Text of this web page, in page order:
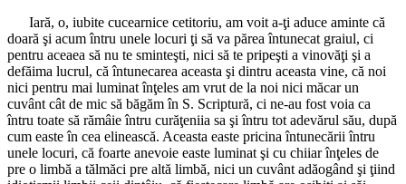
Iară, o, iubite cucearnice cetitoriu, am voit a-ţi aduce aminte că
doară şi acum întru unele locuri ţi să va părea întunecat graiul, ci
pentru aceaea să nu te sminteşti, nici să te pripeşti a vinovăţi şi a
defăima lucrul, că întunecarea aceasta şi dintru aceasta vine, că noi
nici pentru mai luminat înţeles am vrut de la noi nici măcar un
cuvânt cât de mic să băgăm în S. Scriptură, ci ne-au fost voia ca
întru toate să rămâie întru curăţeniia sa şi întru tot adevărul său, după
cum easte în cea elinească. Aceasta easte pricina întunecării întru
unele locuri, că foarte anevoie easte luminat şi cu chiiar înţeles de
pre o limbă a tălmăci pre altă limbă, nici un cuvânt adăogând şi ţiind